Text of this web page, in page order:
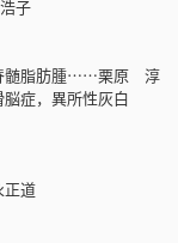
子
髄脂肪腫……栗原 淳
症，異所性灰白
道